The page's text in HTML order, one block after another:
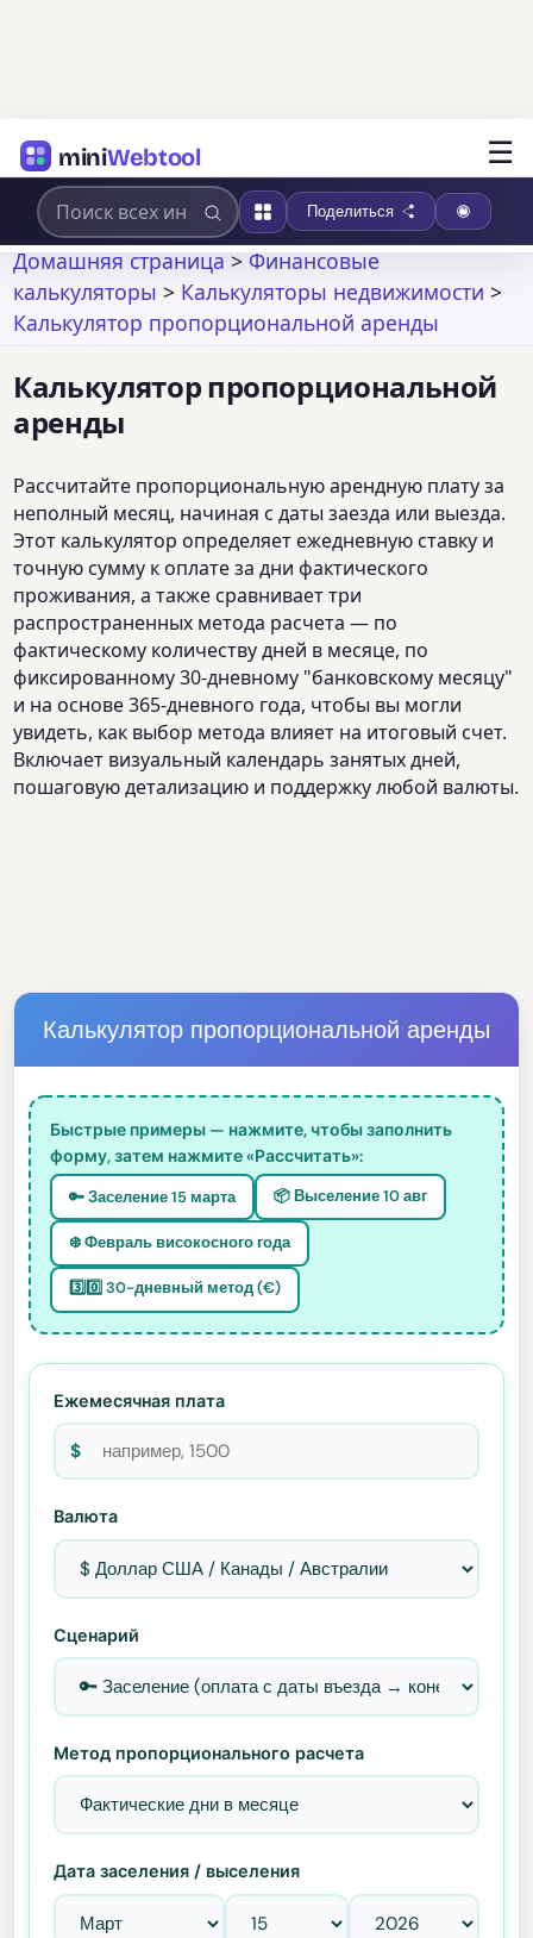
miniWebtool ☰
Поделиться
Домашняя страница>Финансовые
калькуляторы > Калькуляторы недвижимости >
Калькулятор пропорциональной аренды
Калькулятор пропорциональной
аренды
Рассчитайте пропорциональную арендную плату за
неполный месяц, начиная с даты заезда или выезда.
Этот калькулятор определяет ежедневную ставку и
точную сумму к оплате за дни фактического
проживания, а также сравнивает три
распространенных метода расчета — по
фактическому количеству дней в месяце, по
фиксированному 30-дневному "банковскому месяцу"
и на основе 365-дневного года, чтобы вы могли
увидеть, как выбор метода влияет на итоговый счет.
Включает визуальный календарь занятых дней,
пошаговую детализацию и поддержку любой валюты.
Калькулятор пропорциональной аренды
Быстрые примеры — нажмите, чтобы заполнить
форму, затем нажмите «Рассчитать»:
🔑 Заселение 15 марта 📦 Выселение 10 авг
❄️ Февраль високосного года
3️⃣0️⃣ 30-дневный метод (€)
Ежемесячная плата
$
Валюта
Сценарий
Метод пропорционального расчета
Дата заселения / выселения